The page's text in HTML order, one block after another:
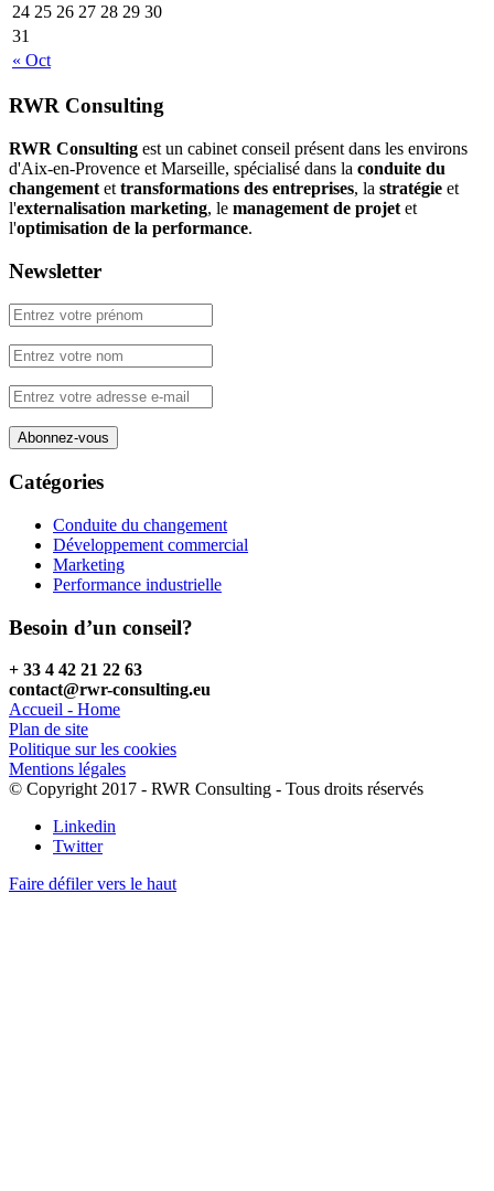
« Oct
24 25 26 27 28 29 30
31
RWR Consulting
RWR Consulting est un cabinet conseil présent dans les environs
d'Aix-en-Provence et Marseille, spécialisé dans la conduite du
changement et transformations des entreprises, la stratégie et
l'externalisation marketing, le management de projet et
l'optimisation de la performance.
Newsletter
Catégories
Conduite du changement
Développement commercial
Marketing
Performance industrielle
Besoin d’un conseil?
+ 33 4 42 21 22 63
contact@rwr-consulting.eu
Accueil - Home
Plan de site
Politique sur les cookies
Mentions légales
© Copyright 2017 - RWR Consulting - Tous droits réservés
Linkedin
Twitter
Faire défiler vers le haut